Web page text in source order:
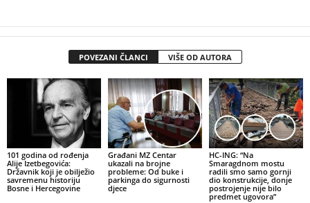
POVEZANI ČLANCI VIŠE OD AUTORA
101 godina od rođenja
Alije Izetbegovića:
Državnik koji je obilježio
savremenu historiju
Bosne i Hercegovine
Građani MZ Centar
ukazali na brojne
probleme: Od buke i
parkinga do sigurnosti
djece
HC-ING: “Na
Smaragdnom mostu
radili smo samo gornji
dio konstrukcije, donje
postrojenje nije bilo
predmet ugovora”